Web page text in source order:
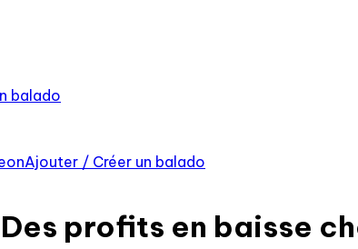
balado
Ajouter / Créer un balado
profits en baisse